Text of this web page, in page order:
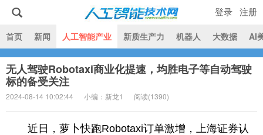
人工智能技术网
首页 新闻 人工智能产业 新质生产力 机器人 大数据 AI
登录 注册
无人驾驶Robotaxi商业化提速，均胜电子等自动驾驶
标的备受关注
2024-08-14 10:02:44 小编：新龙1 阅读(1390)
近日，萝卜快跑Robotaxi订单激增，上海证券认